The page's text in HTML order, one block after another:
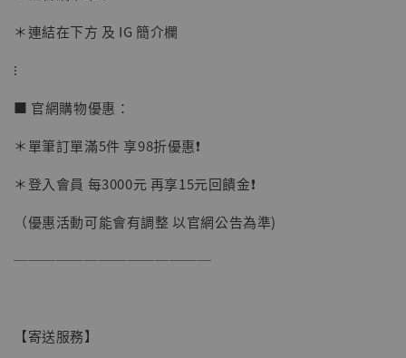
【現貨】BJSTUDIO 1/6系列可動蒐藏人偶 讓
＊連結在下方 及 IG 簡介欄
⁝
■ 官網購物優惠：
＊單筆訂單滿5件 享98折優惠❗️
＊登入會員 每3000元 再享15元回饋金❗️
（優惠活動可能會有調整 以官網公告為準)
──────────────
【寄送服務】